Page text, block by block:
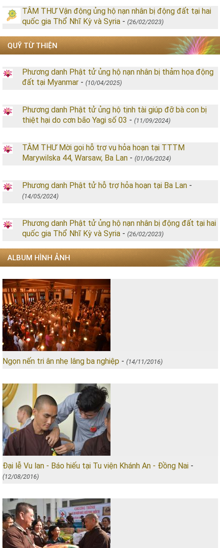
TÂM THƯ Vận động ủng hộ nạn nhân bị động đất tại hai
quốc gia Thổ Nhĩ Kỳ và Syria - (26/02/2023)
QUỸ TỪ THIỆN
Phương danh Phật tử ủng hộ nạn nhân bị thảm họa động
đất tại Myanmar - (10/04/2025)
Phương danh Phật tử ủng hộ tịnh tài giúp đỡ bà con bị
thiệt hại do cơn bão Yagi số 03 - (11/09/2024)
TÂM THƯ Mời gọi hỗ trợ vụ hỏa hoạn tại TTTM
Marywilska 44, Warsaw, Ba Lan - (01/06/2024)
Phương danh Phật tử hỗ trợ hỏa hoạn tại Ba Lan -
(14/05/2024)
Phương danh Phật tử ủng hộ nạn nhân bị động đất tại hai
quốc gia Thổ Nhĩ Kỳ và Syria - (26/02/2023)
ALBUM HÌNH ẢNH
Ngọn nến tri ân nhẹ lâng ba nghiệp - (14/11/2016)
Đại lễ Vu lan - Báo hiếu tại Tu viện Khánh An - Đồng Nai -
(12/08/2016)